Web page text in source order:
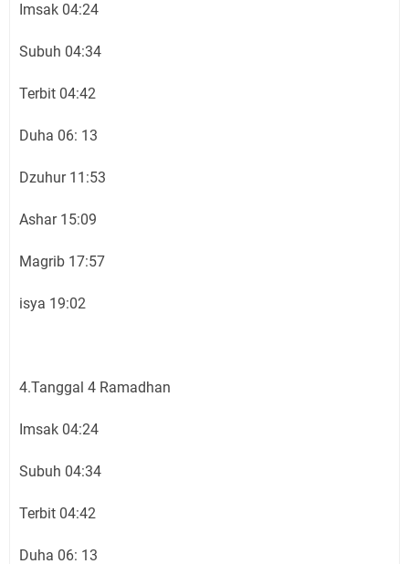
Imsak 04:24
Subuh 04:34
Terbit 04:42
Duha 06: 13
Dzuhur 11:53
Ashar 15:09
Magrib 17:57
isya 19:02
4.Tanggal 4 Ramadhan
Imsak 04:24
Subuh 04:34
Terbit 04:42
Duha 06: 13